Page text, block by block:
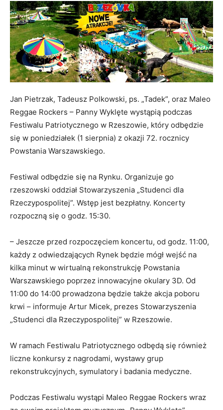
Jan Pietrzak, Tadeusz Polkowski, ps. „Tadek”, oraz Maleo
Reggae Rockers – Panny Wyklęte wystąpią podczas
Festiwalu Patriotycznego w Rzeszowie, który odbędzie
się w poniedziałek (1 sierpnia) z okazji 72. rocznicy
Powstania Warszawskiego.
Festiwal odbędzie się na Rynku. Organizuje go
rzeszowski oddział Stowarzyszenia „Studenci dla
Rzeczypospolitej”. Wstęp jest bezpłatny. Koncerty
rozpoczną się o godz. 15:30.
– Jeszcze przed rozpoczęciem koncertu, od godz. 11:00,
każdy z odwiedzających Rynek będzie mógł wejść na
kilka minut w wirtualną rekonstrukcję Powstania
Warszawskiego poprzez innowacyjne okulary 3D. Od
11:00 do 14:00 prowadzona będzie także akcja poboru
krwi – informuje Artur Micek, prezes Stowarzyszenia
„Studenci dla Rzeczypospolitej” w Rzeszowie.
W ramach Festiwalu Patriotycznego odbędą się również
liczne konkursy z nagrodami, wystawy grup
rekonstrukcyjnych, symulatory i badania medyczne.
Podczas Festiwalu wystąpi Maleo Reggae Rockers wraz